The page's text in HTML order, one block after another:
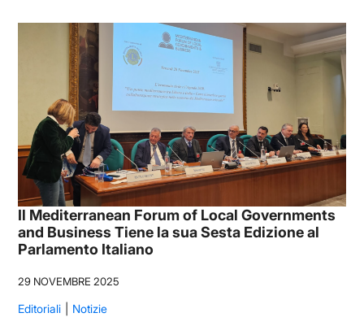
Il Mediterranean Forum of Local Governments
and Business Tiene la sua Sesta Edizione al
Parlamento Italiano
29 NOVEMBRE 2025
Editoriali
Notizie